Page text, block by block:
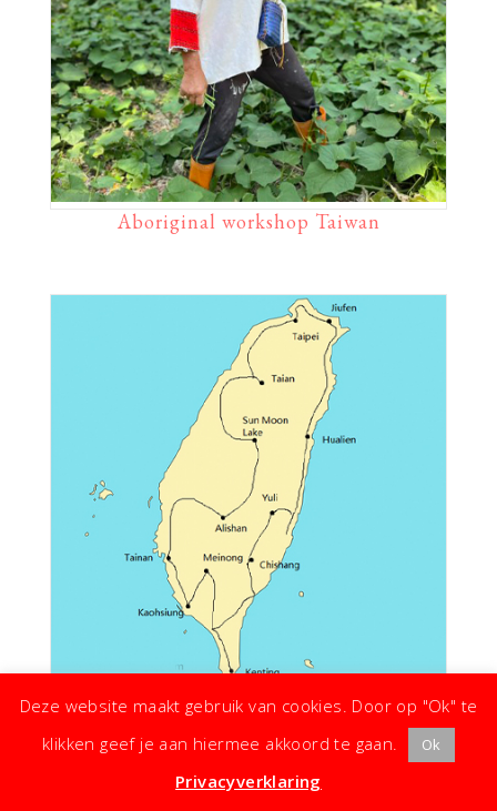
Aboriginal workshop Taiwan
Rondje Taiwan
Deze website maakt gebruik van cookies. Door op "Ok" te
klikken geef je aan hiermee akkoord te gaan.
Ok
Privacyverklaring